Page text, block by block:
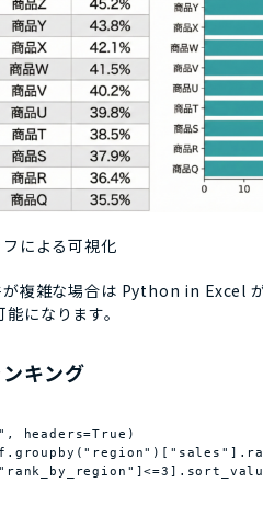
による可視化
が複雑な場合は Python in Excel
になります。
キング
headers=True)